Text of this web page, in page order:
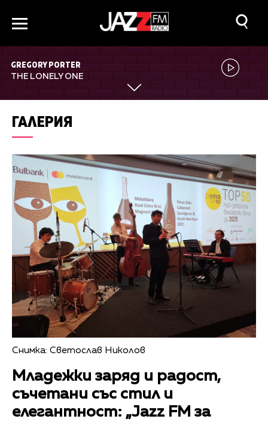
GREGORY PORTER
THE LONELY ONE
ГАЛЕРИЯ
Снимка: Светослав Николов
Младежки заряд и радост,
съчетани със стил и
елегантност: „Jazz FM за